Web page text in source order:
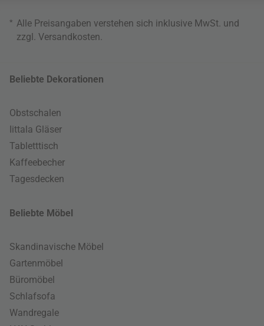
* Alle Preisangaben verstehen sich inklusive MwSt. und
zzgl. Versandkosten.
Beliebte Dekorationen
Obstschalen
Iittala Gläser
Tabletttisch
Kaffeebecher
Tagesdecken
Beliebte Möbel
Skandinavische Möbel
Gartenmöbel
Büromöbel
Schlafsofa
Wandregale